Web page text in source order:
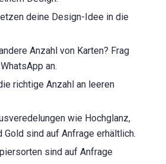
deine Design-Idee in die
Anzahl von Karten? Frag
an.
richtige Anzahl an leeren
wie Hochglanz,
sind auf Anfrage erhältlich.
sind auf Anfrage